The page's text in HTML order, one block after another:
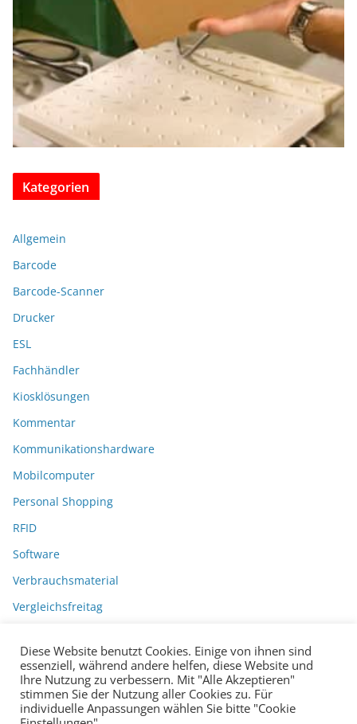
Kategorien
Allgemein
Barcode
Barcode-Scanner
Drucker
ESL
Fachhändler
Kiosklösungen
Kommentar
Kommunikationshardware
Mobilcomputer
Personal Shopping
RFID
Software
Verbrauchsmaterial
Vergleichsfreitag
Diese Website benutzt Cookies. Einige von ihnen sind
essenziell, während andere helfen, diese Website und
Ihre Nutzung zu verbessern. Mit "Alle Akzeptieren"
stimmen Sie der Nutzung aller Cookies zu. Für
individuelle Anpassungen wählen Sie bitte "Cookie